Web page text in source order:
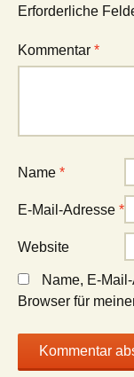
Erforderliche
Kommentar *
Name *
E-Mail-Adresse *
Website
Name, E-
Browser für